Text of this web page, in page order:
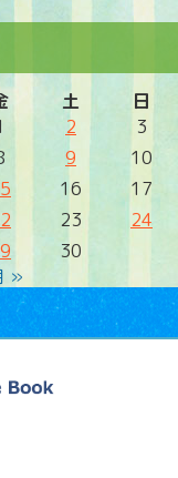
土 日
»
2
3
9
10
16
17
23
24
30